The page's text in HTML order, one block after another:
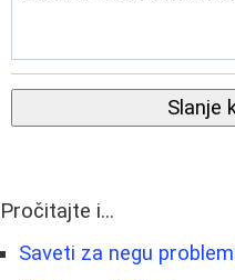
Slanje
Pročitajte i...
Saveti za negu